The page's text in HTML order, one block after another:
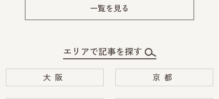
一覧を見る
エリアで記事を探す
大阪 京都